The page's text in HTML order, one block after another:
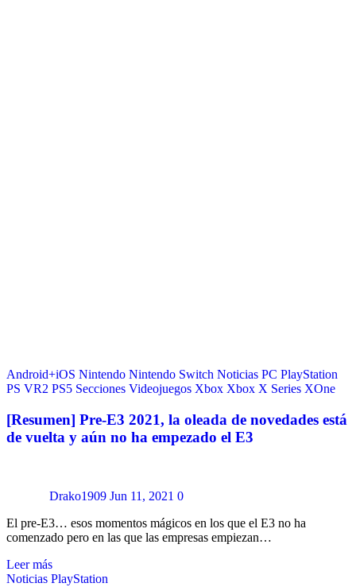
Android+iOS Nintendo Nintendo Switch Noticias PC PlayStation
PS VR2 PS5 Secciones Videojuegos Xbox Xbox X Series XOne
[Resumen] Pre-E3 2021, la oleada de novedades está
de vuelta y aún no ha empezado el E3
Drako1909 Jun 11, 2021 0
El pre-E3… esos momentos mágicos en los que el E3 no ha
comenzado pero en las que las empresas empiezan…
Leer más
Noticias PlayStation